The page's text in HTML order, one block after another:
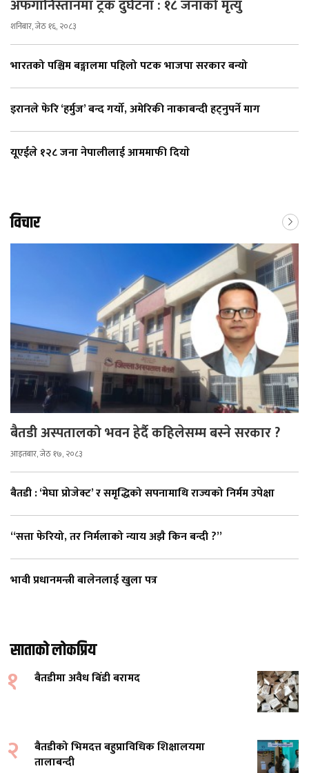
अफगानिस्तानमा ट्रक दुर्घटना : १८ जनाको मृत्यु
शनिबार, जेठ १६, २०८३
भारतको पश्चिम बङ्गालमा पहिलो पटक भाजपा सरकार बन्यो
इरानले फेरि ‘हर्मुज’ बन्द गर्यो, अमेरिकी नाकाबन्दी हट्नुपर्ने माग
यूएईले १२८ जना नेपालीलाई आममाफी दियाे
विचार
बैतडी अस्पतालको भवन हेर्दै कहिलेसम्म बस्ने सरकार ?
आइतबार, जेठ १७, २०८३
बैतडी : ‘मेघा प्रोजेक्ट’ र समृद्धिको सपनामाथि राज्यको निर्मम उपेक्षा
“सत्ता फेरियो, तर निर्मलाको न्याय अझै किन बन्दी ?”
भावी प्रधानमन्त्री बालेनलाई खुला पत्र
साताको लोकप्रिय
१ बैतडीमा अवैध बिँडी बरामद
२
बैतडीको भिमदत्त बहुप्राविधिक शिक्षालयमा
तालाबन्दी